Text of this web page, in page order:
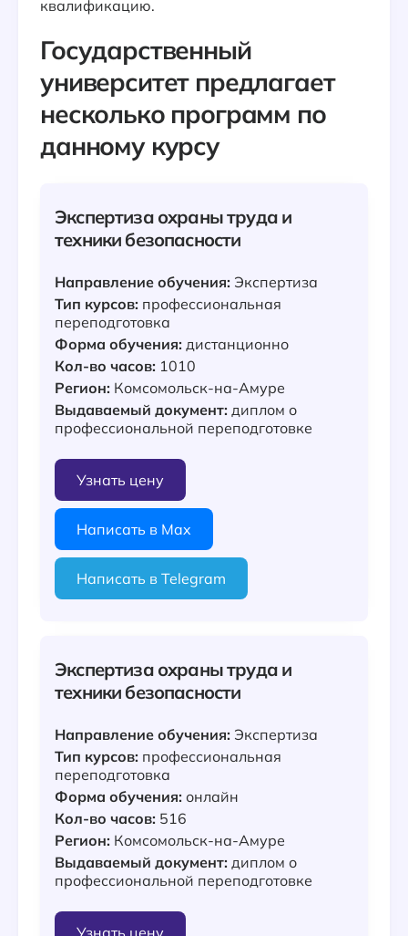
квалификацию.
Государственный
университет предлагает
несколько программ по
данному курсу
Экспертиза охраны труда и
техники безопасности
Направление обучения: Экспертиза
Тип курсов: профессиональная
переподготовка
Форма обучения: дистанционно
Кол-во часов: 1010
Регион: Комсомольск-на-Амуре
Выдаваемый документ: диплом о
профессиональной переподготовке
Узнать цену
Написать в Max
Написать в Telegram
Экспертиза охраны труда и
техники безопасности
Направление обучения: Экспертиза
Тип курсов: профессиональная
переподготовка
Форма обучения: онлайн
Кол-во часов: 516
Регион: Комсомольск-на-Амуре
Выдаваемый документ: диплом о
профессиональной переподготовке
Узнать цену